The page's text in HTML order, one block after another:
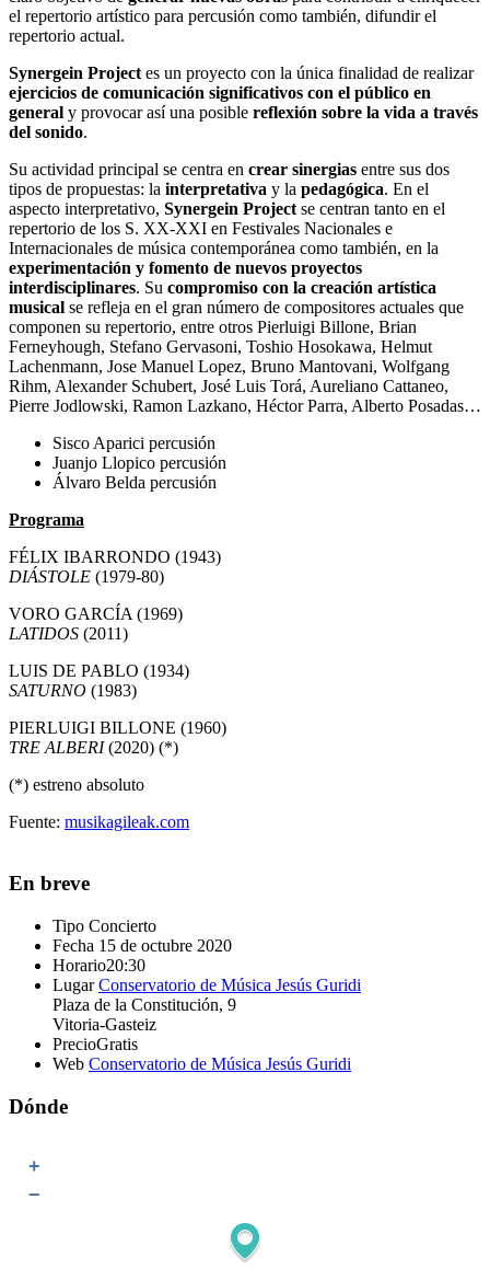
el repertorio artístico para percusión como también, difundir el
repertorio actual.
Synergein Project es un proyecto con la única finalidad de realizar
ejercicios de comunicación significativos con el público en
general y provocar así una posible reflexión sobre la vida a través
del sonido.
Su actividad principal se centra en crear sinergias entre sus dos
tipos de propuestas: la interpretativa y la pedagógica. En el
aspecto interpretativo, Synergein Project se centran tanto en el
repertorio de los S. XX-XXI en Festivales Nacionales e
Internacionales de música contemporánea como también, en la
experimentación y fomento de nuevos proyectos
interdisciplinares. Su compromiso con la creación artística
musical se refleja en el gran número de compositores actuales que
componen su repertorio, entre otros Pierluigi Billone, Brian
Ferneyhough, Stefano Gervasoni, Toshio Hosokawa, Helmut
Lachenmann, Jose Manuel Lopez, Bruno Mantovani, Wolfgang
Rihm, Alexander Schubert, José Luis Torá, Aureliano Cattaneo,
Pierre Jodlowski, Ramon Lazkano, Héctor Parra, Alberto Posadas…
Sisco Aparici percusión
Juanjo Llopico percusión
Álvaro Belda percusión
Programa
FÉLIX IBARRONDO (1943)
DIÁSTOLE (1979-80)
VORO GARCÍA (1969)
LATIDOS (2011)
LUIS DE PABLO (1934)
SATURNO (1983)
PIERLUIGI BILLONE (1960)
TRE ALBERI(2020) (*)
(*) estreno absoluto
Fuente: musikagileak.com
En breve
Tipo Concierto
Fecha 15 de octubre 2020
Horario20:30
Lugar Conservatorio de Música Jesús Guridi
Plaza de la Constitución, 9
Vitoria-Gasteiz
PrecioGratis
Web Conservatorio de Música Jesús Guridi
Dónde
+
−